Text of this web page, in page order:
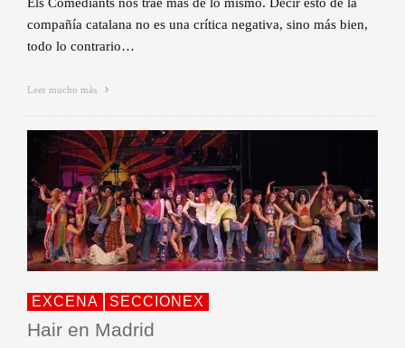
compañía catalana no es una crítica negativa, sino más bien,
todo lo contrario…
Leer mucho más
EXCENA SECCIONEX
Hair en Madrid